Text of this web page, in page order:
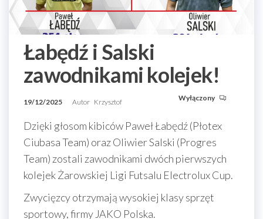
Łabędź i Salski
zawodnikami kolejek!
19/12/2025 Autor Krzysztof Wyłączony
Dzięki głosom kibiców Paweł Łabędź (Płotex
Ciubasa Team) oraz Oliwier Salski (Progres
Team) zostali zawodnikami dwóch pierwszych
kolejek Żarowskiej Ligi Futsalu Electrolux Cup.
Zwycięzcy otrzymają wysokiej klasy sprzęt
sportowy, firmy JAKO Polska.